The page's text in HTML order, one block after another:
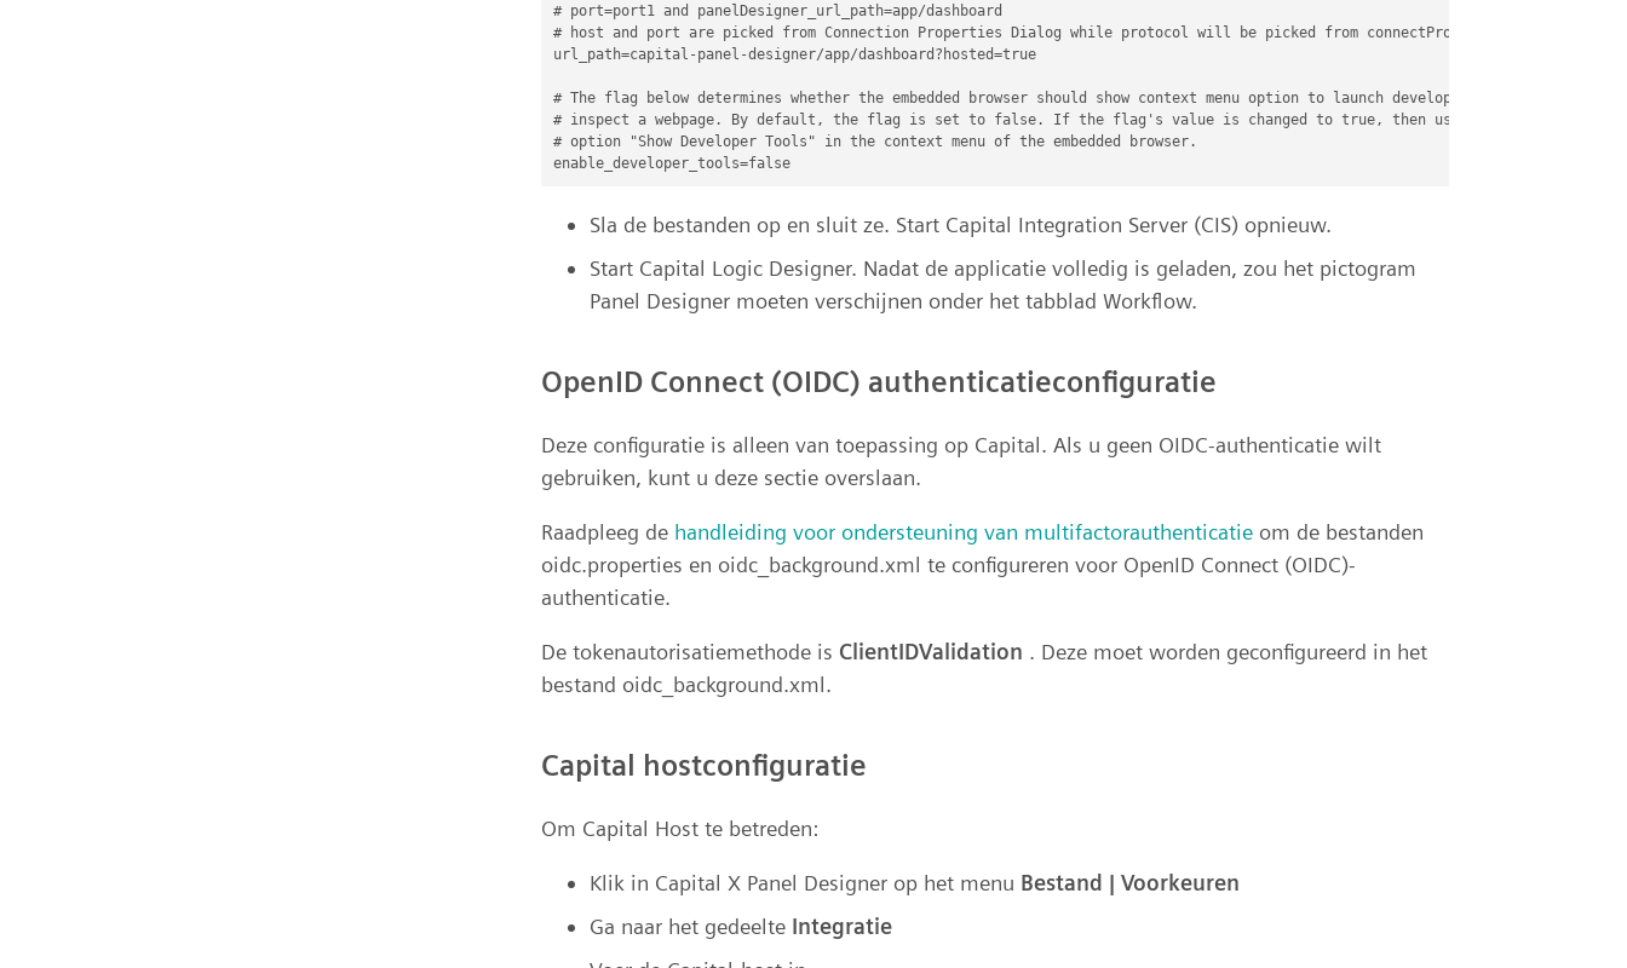
# port=port1 and panelDesigner_url_path=app/dashboard
# host and port are picked from Connection Properties Dialog while protocol will be picked from connectProtocol property
url_path=capital-panel-designer/app/dashboard?hosted=true
# The flag below determines whether the embedded browser should show context menu option to launch developer tools to
# inspect a webpage. By default, the flag is set to false. If the flag's value is changed to true, then user will see an
# option "Show Developer Tools" in the context menu of the embedded browser.
Sla de bestanden op en sluit ze. Start Capital Integration Server (CIS) opnieuw.
Start Capital Logic Designer. Nadat de applicatie volledig is geladen, zou het pictogram
Panel Designer moeten verschijnen onder het tabblad Workflow.
OpenID Connect (OIDC) authenticatieconfiguratie
Deze configuratie is alleen van toepassing op Capital. Als u geen OIDC-authenticatie wilt
gebruiken, kunt u deze sectie overslaan.
Raadpleeg de handleiding voor ondersteuning van multifactorauthenticatie om de bestanden
oidc.properties en oidc_background.xml te configureren voor OpenID Connect (OIDC)-
authenticatie.
De tokenautorisatiemethode is ClientIDValidation . Deze moet worden geconfigureerd in het
bestand oidc_background.xml.
Capital hostconfiguratie
Om Capital Host te betreden:
Klik in Capital X Panel Designer op het menu Bestand | Voorkeuren
Ga naar het gedeelte Integratie